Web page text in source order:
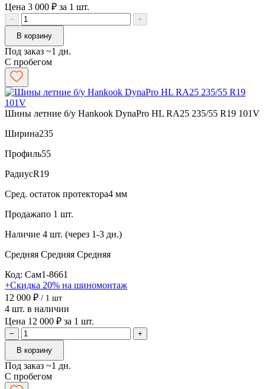
Цена 3 000 ₽ за 1 шт.
−
+
В корзину
Под заказ ~1 дн.
С пробегом
Шины летние б/у Hankook DynaPro HL RA25 235/55 R19 101V
Ширина235
Профиль55
РадиусR19
Сред. остаток протектора4 мм
Продажапо 1 шт.
Наличие 4 шт. (через 1-3 дн.)
Средняя Средняя Средняя
Код: Сам1-8661
+Скидка 20% на шиномонтаж
12 000 ₽ / 1 шт
4 шт. в наличии
Цена 12 000 ₽ за 1 шт.
−
+
В корзину
Под заказ ~1 дн.
С пробегом